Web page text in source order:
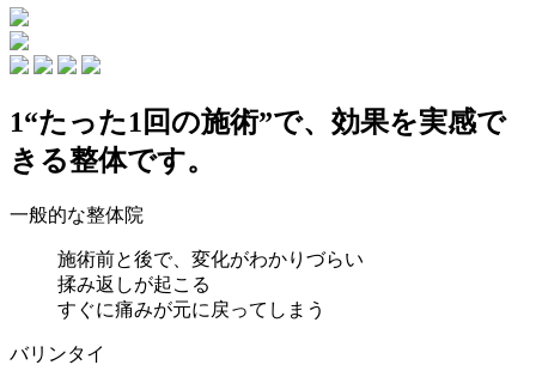
1“たった1回の施術”で、効果を実感で
きる整体です。
一般的な整体院
施術前と後で、変化がわかりづらい
揉み返しが起こる
すぐに痛みが元に戻ってしまう
バリンタイ